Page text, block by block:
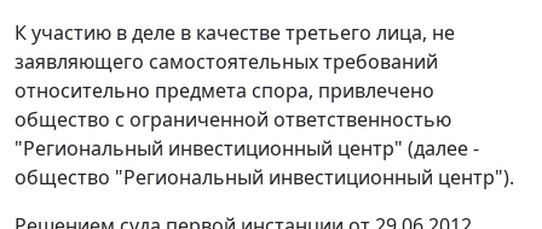
К участию в деле в качестве третьего лица, не
заявляющего самостоятельных требований
относительно предмета спора, привлечено
общество с ограниченной ответственностью
"Региональный инвестиционный центр" (далее -
общество "Региональный инвестиционный центр").